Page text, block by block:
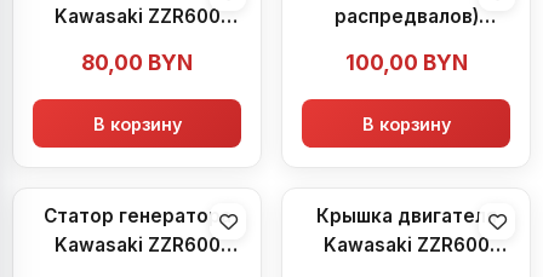
Kawasaki ZZR600
80,00 BYN
В корзину
распредвалов)
(1990-1992)
100,00 BYN
В корзину
Статор генератора
Kawasaki ZZR600
Крышка двигателя
Kawasaki ZZR600